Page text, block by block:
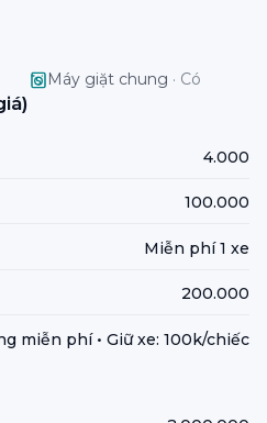
Máy giặt chung · Có
4.000
100.000
Miễn phí 1 xe
200.000
miễn phí • Giữ xe: 100k/chiếc